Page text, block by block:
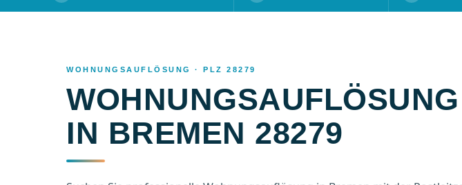
WOHNUNGSAUFLÖSUNG · PLZ 28279
WOHNUNGSAUFLÖSUNG
IN BREMEN 28279